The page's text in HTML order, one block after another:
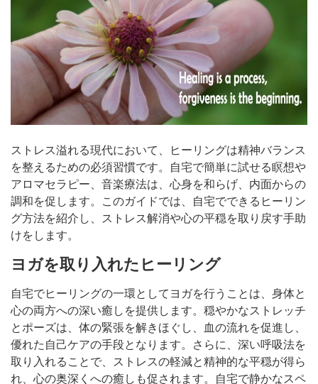
ストレス溢れる現代において、ヒーリングは精神バランス
を整えるための必須習慣です。自宅で簡単に試せる瞑想や
アロマセラピー、音楽療法は、心身を和らげ、内面からの
調和を促します。このガイドでは、自宅でできるヒーリン
グ方法を紹介し、ストレス解消や心の平穏を取り戻す手助
けをします。
ヨガを取り入れたヒーリング
自宅でヒーリングの一環としてヨガを行うことは、身体と
心の両方への深い癒しを提供します。穏やかなストレッチ
とポーズは、体の緊張を解きほぐし、血の流れを促進し、
優れた自己ケアの手段となります。さらに、深い呼吸法を
取り入れることで、ストレスの軽減と精神的な平穏が得ら
れ、心の奥深くへの癒しも促されます。自宅で静かなスペ